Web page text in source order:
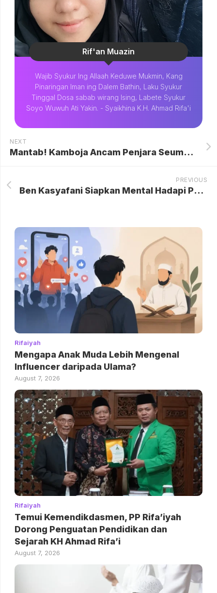
Rif'an Muazin
Wajib Syukur Ing Allaah Keduwe Mukmin, Kang
Pinaringan Iman ing Dalem Bathin, Laku Syukur
Tinggal Dosa sabab wirang Ising, Labete Syukur
Soyo Wuwuh Ati Yakin. - Syaikhina K.H. Ahmad Rifa'i
NEXT
Mantab! Kamboja Ancam Penjara Seumur Hidup Pelaku Penipuan Online
PREVIOUS
Ben Kasyafani Siapkan Mental Hadapi Perubahan Sienna yang Beranjak Remaja
Rifaiyah
Mengapa Anak Muda Lebih Mengenal
Influencer daripada Ulama?
August 7, 2026
Rifaiyah
Temui Kemendikdasmen, PP Rifa’iyah
Dorong Penguatan Pendidikan dan
Sejarah KH Ahmad Rifa’i
August 7, 2026